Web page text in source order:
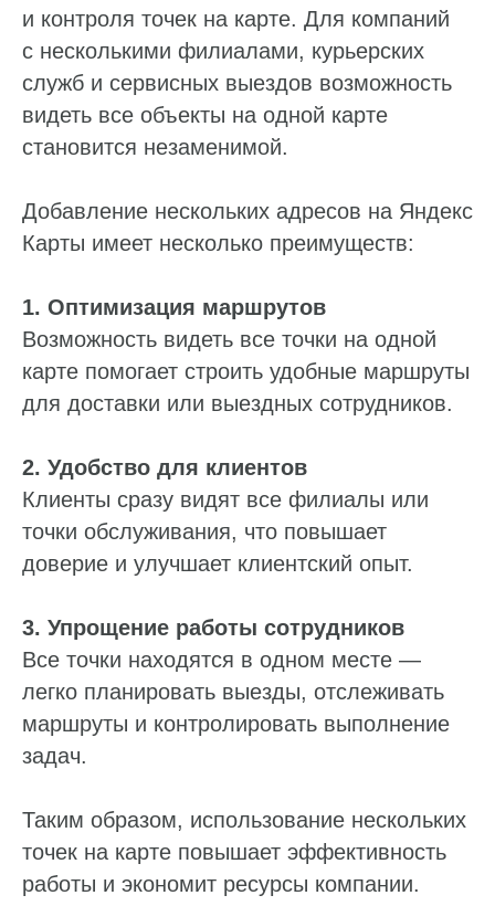
и контроля точек на карте. Для компаний
с несколькими филиалами, курьерских
служб и сервисных выездов возможность
видеть все объекты на одной карте
становится незаменимой.
Добавление нескольких адресов на Яндекс
Карты имеет несколько преимуществ:
1. Оптимизация маршрутов
Возможность видеть все точки на одной
карте помогает строить удобные маршруты
для доставки или выездных сотрудников.
2. Удобство для клиентов
Клиенты сразу видят все филиалы или
точки обслуживания, что повышает
доверие и улучшает клиентский опыт.
3. Упрощение работы сотрудников
Все точки находятся в одном месте —
легко планировать выезды, отслеживать
маршруты и контролировать выполнение
задач.
Таким образом, использование нескольких
точек на карте повышает эффективность
работы и экономит ресурсы компании.
Ответим на ваши вопросы
Пн — пт: 10:00–19:00
Ваше имя*
Телефон*
+7
Отправить
Оставьте заявку, и мы расскажем,
как наладить работу с репутацией,